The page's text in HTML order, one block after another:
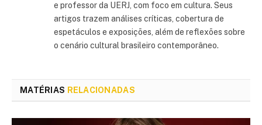
e professor da UERJ, com foco em cultura. Seus
artigos trazem análises críticas, cobertura de
espetáculos e exposições, além de reflexões sobre
o cenário cultural brasileiro contemporâneo.
MATÉRIAS RELACIONADAS